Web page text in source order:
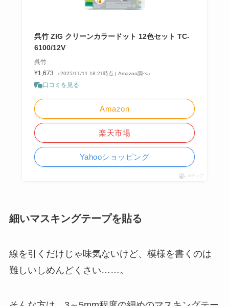
呉竹 ZIG クリーンカラードット 12色セット TC-
6100/12V
呉竹
¥1,673
（2025/11/11 18:21時点 | Amazon調べ）
口コミを見る
Amazon
楽天市場
Yahooショッピング
ポチップ
細いマスキングテープを貼る
線を引くだけじゃ味気ないけど、模様を書くのは
難しいしめんどくさい……。